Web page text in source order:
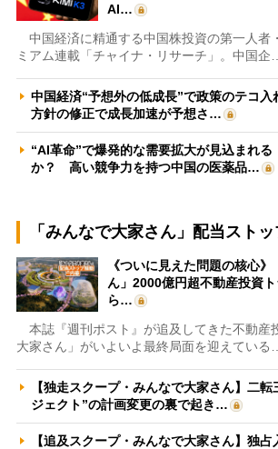
AI…
中国経済に精通する中国株投資の第一人者
ミアム連載「チャイナ・リサーチ」。中国企…
中国経済“予想外の低成長”で政策のテコ
方針の修正で成長加速が予想さ…
“AI革命”で爆発的な需要拡大が見込まれる
か？ 高い競争力を持つ中国の医薬品…
「みんなで大家さん」配当スト
《ついに見えた問題の核心
ん」2000億円超不動産投資ト
ら…
本誌『週刊ポスト』が追及してきた不動産
大家さん」がいよいよ最終局面を迎えている…
【独走スクープ・みんなで大家さん】二転
ジェクト”の計画変更の裏で起き…
【追及スクープ・みんなで大家さん】独